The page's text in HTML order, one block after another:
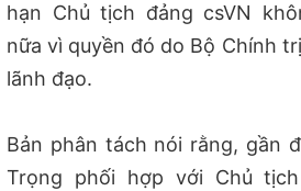
hạn Chủ tịch đảng csVN
nữa vì quyền đó do Bộ Chính
lãnh đạo.
Bản phân tách nói rằng, gần
Trọng phối hợp với Chủ